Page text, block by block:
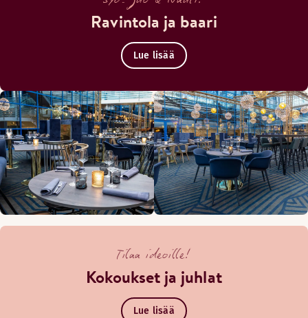
Ravintola ja baari
Lue lisää
Tilaa ideoille!
Kokoukset ja juhlat
Lue lisää